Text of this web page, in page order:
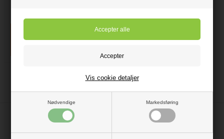
Nødvendige Markedsføring
Vis cookie detaljer